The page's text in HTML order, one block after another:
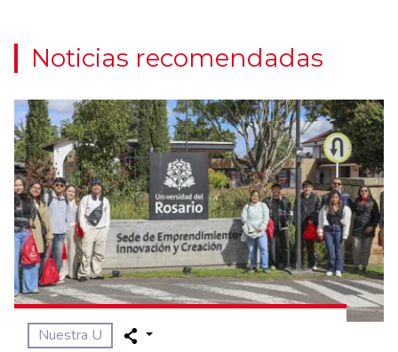
Noticias recomendadas
Nuestra U